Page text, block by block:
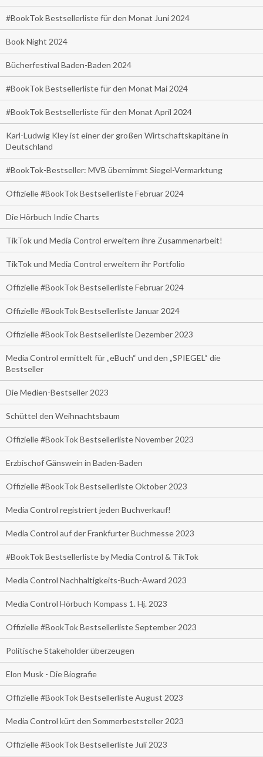
#BookTok Bestsellerliste für den Monat Juni 2024
Book Night 2024
Bücherfestival Baden-Baden 2024
#BookTok Bestsellerliste für den Monat Mai 2024
#BookTok Bestsellerliste für den Monat April 2024
Karl-Ludwig Kley ist einer der großen Wirtschaftskapitäne in
Deutschland
#BookTok-Bestseller: MVB übernimmt Siegel-Vermarktung
Offizielle #BookTok Bestsellerliste Februar 2024
Die Hörbuch Indie Charts
TikTok und Media Control erweitern ihre Zusammenarbeit!
TikTok und Media Control erweitern ihr Portfolio
Offizielle #BookTok Bestsellerliste Februar 2024
Offizielle #BookTok Bestsellerliste Januar 2024
Offizielle #BookTok Bestsellerliste Dezember 2023
Media Control ermittelt für „eBuch“ und den „SPIEGEL“ die
Bestseller
Die Medien-Bestseller 2023
Schüttel den Weihnachtsbaum
Offizielle #BookTok Bestsellerliste November 2023
Erzbischof Gänswein in Baden-Baden
Offizielle #BookTok Bestsellerliste Oktober 2023
Media Control registriert jeden Buchverkauf!
Media Control auf der Frankfurter Buchmesse 2023
#BookTok Bestsellerliste by Media Control & TikTok
Media Control Nachhaltigkeits-Buch-Award 2023
Media Control Hörbuch Kompass 1. Hj. 2023
Offizielle #BookTok Bestsellerliste September 2023
Politische Stakeholder überzeugen
Elon Musk - Die Biografie
Offizielle #BookTok Bestsellerliste August 2023
Media Control kürt den Sommerbeststeller 2023
Offizielle #BookTok Bestsellerliste Juli 2023